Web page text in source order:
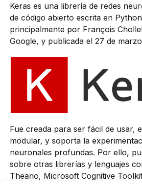
Keras es una librería de redes
de código abierto escrita en
principalmente por François
Google, y publicada el 27 de
Fue creada para ser fácil de usar,
modular, y soporta la
neuronales profundas. Por ello,
sobre otras librerías y lenguajes
Theano, Microsoft Cognitive